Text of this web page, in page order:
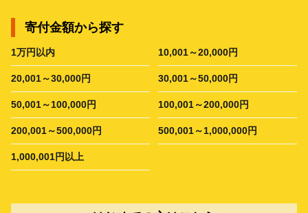
寄付金額から探す
1万円以内 10,001～20,000円
20,001～30,000円 30,001～50,000円
50,001～100,000円 100,001～200,000円
200,001～500,000円 500,001～1,000,000円
1,000,001円以上